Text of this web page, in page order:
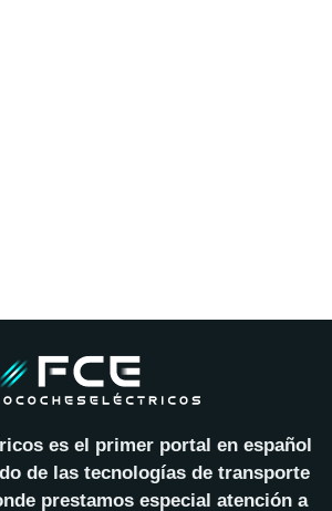
es el primer portal en español
de las tecnologías de transporte
prestamos especial atención a